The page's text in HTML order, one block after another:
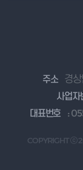
주소
경
사업자
대표번호
:
COPYRIGHT ⓒ